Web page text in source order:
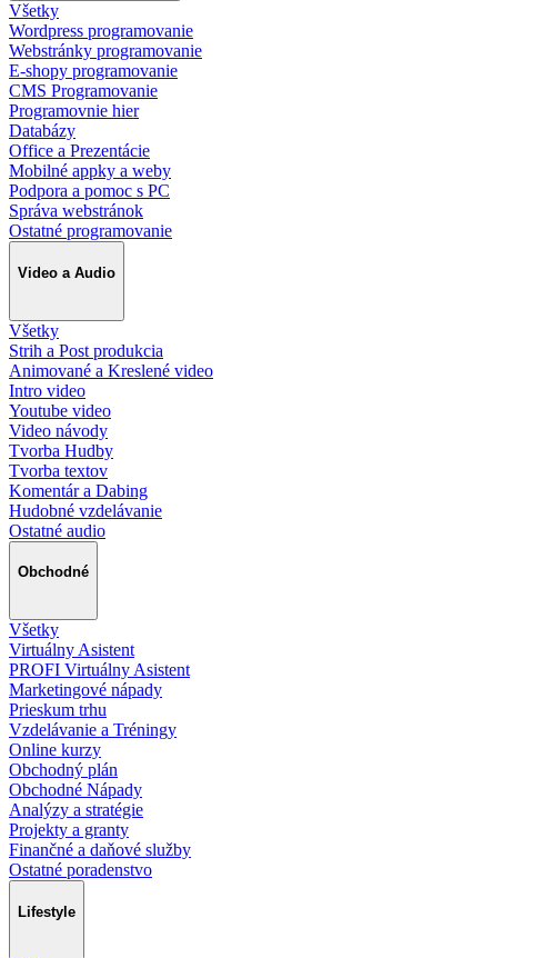
Všetky
Wordpress programovanie
Webstránky programovanie
E-shopy programovanie
CMS Programovanie
Programovnie hier
Databázy
Office a Prezentácie
Mobilné appky a weby
Podpora a pomoc s PC
Správa webstránok
Ostatné programovanie
Video a Audio
Všetky
Strih a Post produkcia
Animované a Kreslené video
Intro video
Youtube video
Video návody
Tvorba Hudby
Tvorba textov
Komentár a Dabing
Hudobné vzdelávanie
Ostatné audio
Obchodné
Všetky
Virtuálny Asistent
PROFI Virtuálny Asistent
Marketingové nápady
Prieskum trhu
Vzdelávanie a Tréningy
Online kurzy
Obchodný plán
Obchodné Nápady
Analýzy a stratégie
Projekty a granty
Finančné a daňové služby
Ostatné poradenstvo
Lifestyle